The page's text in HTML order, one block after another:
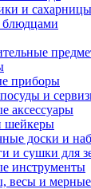
и сахарницы
приборы
и
аксессуары
шейкеры
доски и
и сушки для
инструменты
весы и мерные